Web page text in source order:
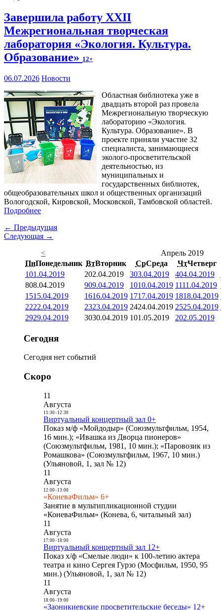
Завершила работу XXII
Межрегиональная творческая
лаборатория «Экология. Культура.
Образование» 12+
06.07.2026 Новости
Областная библиотека уже в
двадцать второй раз провела
Межрегиональную творческую
лабораторию «Экология.
Культура. Образование». В
проекте приняли участие 32
специалиста, занимающиеся
эколого-просветительской
деятельностью, из
муниципальных и
государственных библиотек,
общеобразовательных школ и общественных организаций
Вологодской, Кировской, Московской, Тамбовской областей.
Подробнее
← Предыдущая
Следующая →
<
Апрель 2019
ПнПонедельник ВтВторник СрСреда ЧтЧетверг
101.04.2019 202.04.2019 303.04.2019 404.04.2019
808.04.2019 909.04.2019 1010.04.2019 1111.04.2019
1515.04.2019 1616.04.2019 1717.04.2019 1818.04.2019
2222.04.2019 2323.04.2019 2424.04.2019 2525.04.2019
2929.04.2019 3030.04.2019 101.05.2019 202.05.2019
Сегодня
Сегодня нет событий
Скоро
11
Августа
11:30- 12:30
Виртуальный концертный зал 0+
Показ м/ф «Мойдодыр» (Союзмультфильм, 1954,
16 мин.); «Ивашка из Дворца пионеров»
(Союзмультфильм, 1981, 10 мин.); «Паровозик из
Ромашкова» (Союзмультфильм, 1967, 10 мин.)
(Ульяновой, 1, зал № 12)
11
Августа
12:00- 13:00
«КоневаФильм» 6+
Занятие в мультипликационной студии
«КоневаФильм» (Конева, 6, читальный зал)
11
Августа
17:00- 18:00
Виртуальный концертный зал 12+
Показ х/ф «Смелые люди» к 100-летию актера
театра и кино Сергея Гурзо (Мосфильм, 1950, 95
мин.) (Ульяновой, 1, зал № 12)
11
Августа
18:00- 19:00
«Заоникиевские просветительские беседы» 12+